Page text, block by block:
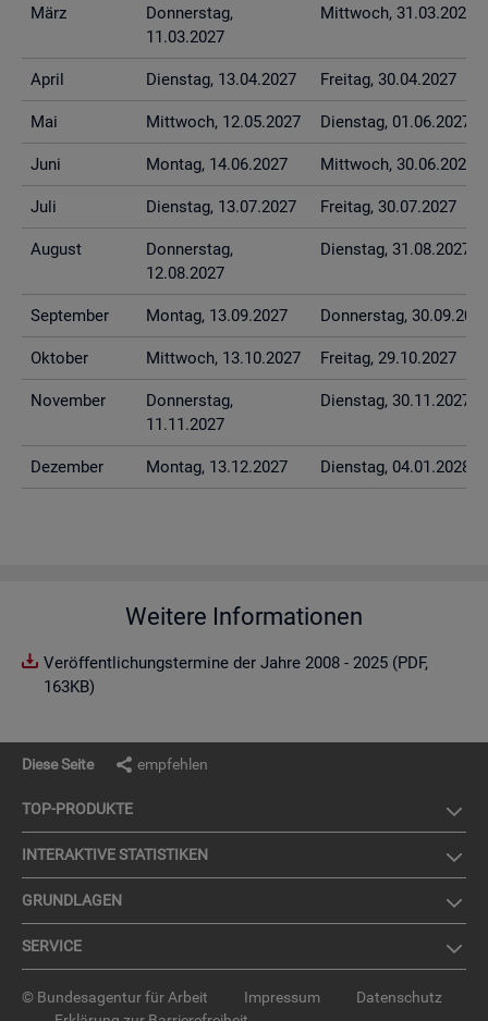
März
Don­ners­tag,
11.03.2027
Mitt­woch, 31.03.2027
April Diens­tag, 13.04.2027 Frei­tag, 30.04.2027
Mai Mitt­woch, 12.05.2027 Diens­tag, 01.06.2027
Juni Mon­tag, 14.06.2027 Mitt­woch, 30.06.2027
Juli Diens­tag, 13.07.2027 Frei­tag, 30.07.2027
Au­gust
Don­ners­tag,
12.08.2027
Diens­tag, 31.08.2027
Sep­tem­ber Mon­tag, 13.09.2027 Don­ners­tag,
Ok­to­ber Mitt­woch, 13.10.2027 Frei­tag, 29.10.2027
No­vem­ber
Don­ners­tag,
11.11.2027
Diens­tag, 30.11.2027
De­zem­ber Mon­tag, 13.12.2027 Diens­tag, 04.01.2028
Weitere Informationen
Veröffentlichungstermine der Jahre 2008 - 2025 (PDF,
163KB)
Diese Seite empfehlen
TOP-PRO­DUK­TE
IN­TER­AK­TI­VE STA­TIS­TI­KEN
GRUND­LA­GEN
SER­VICE
© Bundesagentur für Arbeit Impressum
Datenschutz